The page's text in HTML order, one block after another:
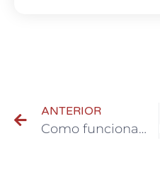
ANTERIOR
Como funcionam os planos pet preventivos?